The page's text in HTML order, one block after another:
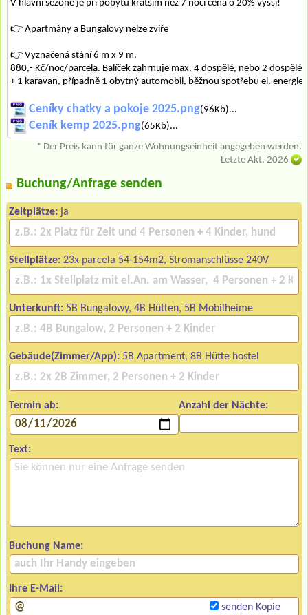
V hlavní sezoně je při pobytu kratším než 7 nocí cena o 20% vyšší!
👉 Apartmány a Bungalovy nelze zvíře
👉 Vyznačená stání 6 m x 9 m.
880,- Kč/noc/parcela. Balíček zahrnuje max. 4 dospělé, nebo 2 dospělé
+ 1 karavan, případně 1 obytný automobil, běžnou spotřebu el. energie
Ceníky chatky a pokoje 2025.png(96Kb)...
Ceník kemp 2025.png(65Kb)...
* Der Preis kann für ganze Wohnungseinheit angegeben werden.
Letzte Akt. 2026
Buchung/Anfrage senden
Zeltplätze: ja
Stellplätze: 23x parcela 54-154m2, Stromanschlüsse 240V
Unterkunft: 5B Bungalowy, 4B Hütten, 5B Mobilheime
Gebäude(Zimmer/App): 5B Apartment, 8B Hütte hostel
Termin ab: Anzahl der Nächte:
Text:
Buchung Name:
Ihre E-Mail:
senden Kopie